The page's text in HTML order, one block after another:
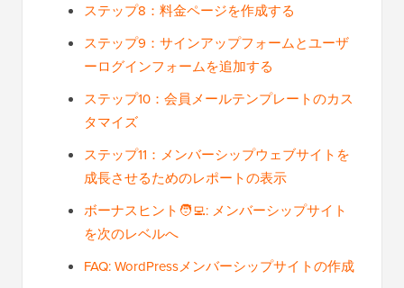
ステップ8：料金ページを作成する
ステップ9：サインアップフォームとユーザ
ーログインフォームを追加する
ステップ10：会員メールテンプレートのカス
タマイズ
ステップ11：メンバーシップウェブサイトを
成長させるためのレポートの表示
ボーナスヒント🧑‍💻: メンバーシップサイト
を次のレベルへ
FAQ: WordPressメンバーシップサイトの作成